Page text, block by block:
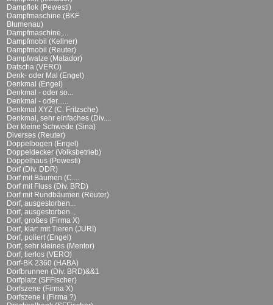
Dampflok (Pewesti)
Dampfmaschine (BKF
Blumenau)
Dampfmaschine,...
Dampfmobil (Kellner)
Dampfmobil (Reuter)
Dampfwalze (Matador)
Datscha (VERO)
Denk- oder Mal (Engel)
Denkmal (Engel)
Denkmal - oder so...
Denkmal - oder......
Denkmal XYZ (C. Fritzsche)
Denkmal, sehr einfaches (Div....
Der kleine Schwede (Sina)
Diverses (Reuter)
Doppelbogen (Engel)
Doppeldecker (Volksbetrieb)
Doppelhaus (Pewesti)
Dorf (Div. DDR)
Dorf mit Bäumen (C....
Dorf mit Fluss (Div. BRD)
Dorf mit Rundbäumen (Reuter)
Dorf, ausgestorben...
Dorf, ausgestorben...
Dorf, großes (Firma X)
Dorf, klar: mit Tieren (JURI)
Dorf, poliert (Engel)
Dorf, sehr kleines (Mentor)
Dorf, tierlos (VERO)
Dorf-BK 2360 (HABA)
Dorfbrunnen (Div. BRD)&&1
Dorfplatz (SFFischer)
Dorfszene (Firma X)
Dorfszene I (Firma ?)